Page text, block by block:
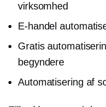
virksomhed
E-handel
Gratis
begyndere
Automatisering af